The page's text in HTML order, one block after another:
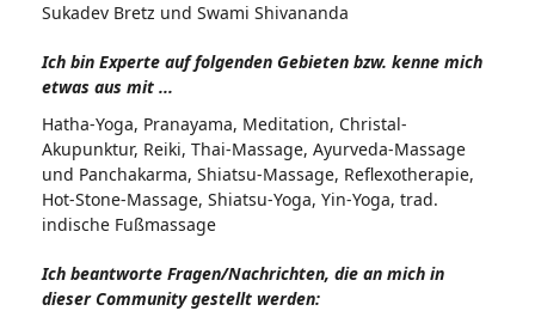
Sukadev Bretz und Swami Shivananda
Ich bin Experte auf folgenden Gebieten bzw. kenne mich
etwas aus mit ...
Hatha-Yoga, Pranayama, Meditation, Christal-
Akupunktur, Reiki, Thai-Massage, Ayurveda-Massage
und Panchakarma, Shiatsu-Massage, Reflexotherapie,
Hot-Stone-Massage, Shiatsu-Yoga, Yin-Yoga, trad.
indische Fußmassage
Ich beantworte Fragen/Nachrichten, die an mich in
dieser Community gestellt werden: